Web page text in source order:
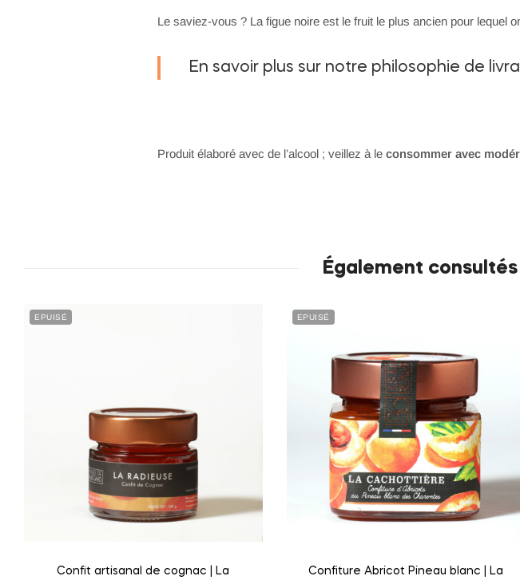
Le saviez-vous ? La figue noire est le fruit le plus ancien pour lequel
En savoir plus sur notre philosophie de
Produit élaboré avec de l’alcool ; veillez à le consommer avec
Également
EPUISÉ
Confit artisanal de cognac | La
EPUISÉ
Confiture Abricot Pineau blanc | La